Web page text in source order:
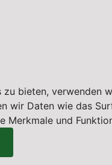
zu bieten, verwenden
wir Daten wie das
Merkmale und